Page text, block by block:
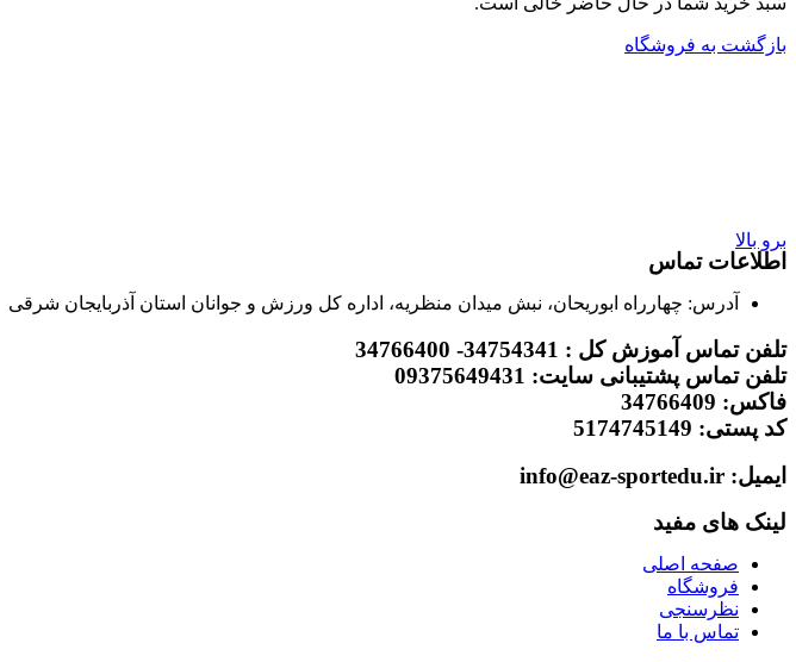
بازگشت به فروشگاه
برو بالا
اطلاعات تماس
آدرس: چهارراه ابوریحان، نبش میدان منظریه، اداره کل ورزش و جوانان استان آذربایجان شرقی
تلفن تماس آموزش کل : 34754341- 34766400
تلفن تماس پشتیبانی سایت: 09375649431
فاکس: 34766409
کد پستی: 5174745149
ایمیل: info@eaz-sportedu.ir
لینک های مفید
صفحه اصلی
فروشگاه
نظرسنجی
تماس با ما